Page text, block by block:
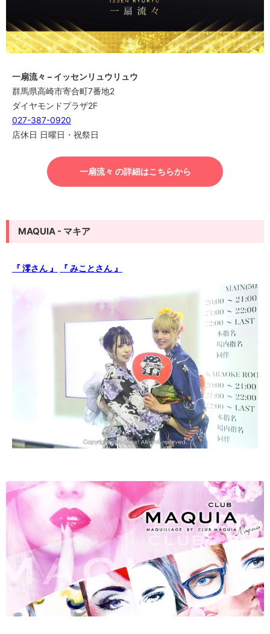
一扇流々 – イッセンリュウリュウ
群馬県高崎市寄合町7番地2
ダイヤモンドプラザ2F
027-387-0920
店休日 日曜日・祝祭日
一扇流々 の詳細はこちらから
MAQUIA - マキア
『 澪さん 』 『 みことさん 』